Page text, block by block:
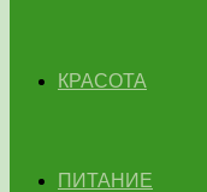
КРАСОТА
ПИТАНИЕ